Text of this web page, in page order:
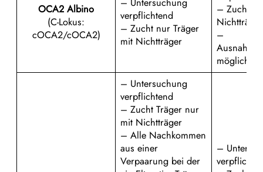
OCA2 Albino
(C-Lokus:
cOCA2/cOCA2)
verpflichtend
– Zucht nur Träger
mit Nichtträger
– Zucht
Nichtträger
–
möglich
– Untersuchung
verpflichtend
– Zucht Träger nur
mit Nichtträger
– Alle Nachkommen
aus einer
Verpaarung bei der
–